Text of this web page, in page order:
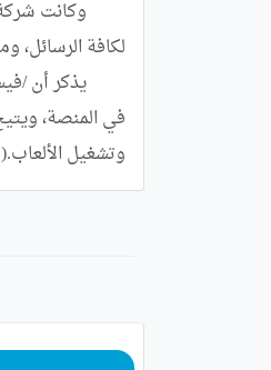
وتشغيل الألعاب.(